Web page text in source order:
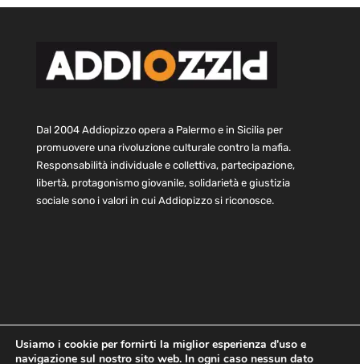
Dal 2004 Addiopizzo opera a Palermo e in Sicilia per
promuovere una rivoluzione culturale contro la mafia.
Responsabilità individuale e collettiva, partecipazione,
libertà, protagonismo giovanile, solidarietà e giustizia
sociale sono i valori in cui Addiopizzo si riconosce.
Usiamo i cookie per fornirti la miglior esperienza d'uso e
navigazione sul nostro sito web. In ogni caso nessun dato